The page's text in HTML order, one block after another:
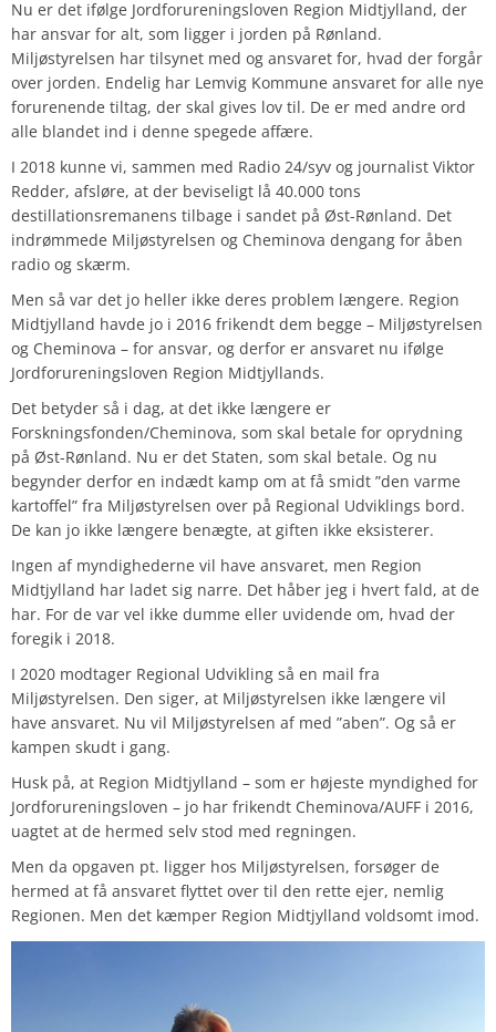
Nu er det ifølge Jordforureningsloven Region Midtjylland, der
har ansvar for alt, som ligger i jorden på Rønland.
Miljøstyrelsen har tilsynet med og ansvaret for, hvad der forgår
over jorden. Endelig har Lemvig Kommune ansvaret for alle nye
forurenende tiltag, der skal gives lov til. De er med andre ord
alle blandet ind i denne spegede affære.
I 2018 kunne vi, sammen med Radio 24/syv og journalist Viktor
Redder, afsløre, at der beviseligt lå 40.000 tons
destillationsremanens tilbage i sandet på Øst-Rønland. Det
indrømmede Miljøstyrelsen og Cheminova dengang for åben
radio og skærm.
Men så var det jo heller ikke deres problem længere. Region
Midtjylland havde jo i 2016 frikendt dem begge – Miljøstyrelsen
og Cheminova – for ansvar, og derfor er ansvaret nu ifølge
Jordforureningsloven Region Midtjyllands.
Det betyder så i dag, at det ikke længere er
Forskningsfonden/Cheminova, som skal betale for oprydning
på Øst-Rønland. Nu er det Staten, som skal betale. Og nu
begynder derfor en indædt kamp om at få smidt ”den varme
kartoffel” fra Miljøstyrelsen over på Regional Udviklings bord.
De kan jo ikke længere benægte, at giften ikke eksisterer.
Ingen af myndighederne vil have ansvaret, men Region
Midtjylland har ladet sig narre. Det håber jeg i hvert fald, at de
har. For de var vel ikke dumme eller uvidende om, hvad der
foregik i 2018.
I 2020 modtager Regional Udvikling så en mail fra
Miljøstyrelsen. Den siger, at Miljøstyrelsen ikke længere vil
have ansvaret. Nu vil Miljøstyrelsen af med ”aben”. Og så er
kampen skudt i gang.
Husk på, at Region Midtjylland – som er højeste myndighed for
Jordforureningsloven – jo har frikendt Cheminova/AUFF i 2016,
uagtet at de hermed selv stod med regningen.
Men da opgaven pt. ligger hos Miljøstyrelsen, forsøger de
hermed at få ansvaret flyttet over til den rette ejer, nemlig
Regionen. Men det kæmper Region Midtjylland voldsomt imod.